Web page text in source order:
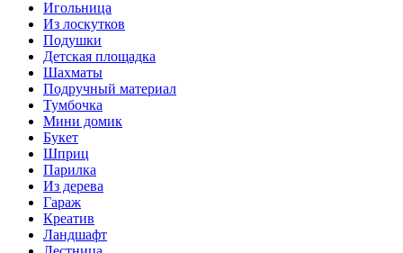
Игольница
Из лоскутков
Подушки
Детская площадка
Шахматы
Подручный материал
Тумбочка
Мини домик
Букет
Шприц
Парилка
Из дерева
Гараж
Креатив
Ландшафт